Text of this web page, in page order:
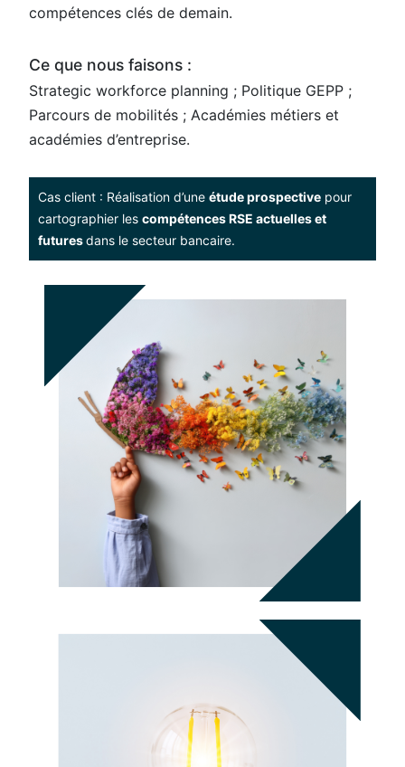
compétences clés de demain.
Ce que nous faisons :
Strategic workforce planning ; Politique GEPP ;
Parcours de mobilités ; Académies métiers et
académies d’entreprise.
Cas client : Réalisation d’une étude prospective pour
cartographier les compétences RSE actuelles et
futuresdans le secteur bancaire.